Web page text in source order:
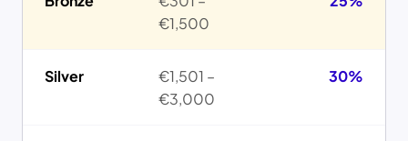
€1,500
Silver
€1,501 –
€3,000
30%